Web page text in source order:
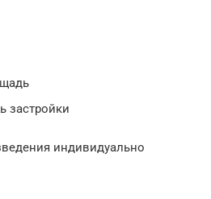
застройки
индивидуально